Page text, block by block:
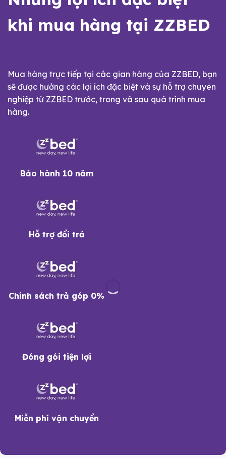
khi mua hàng tại ZZBED
Mua hàng trực tiếp tại các gian hàng của ZZBED, bạn
sẽ được hưởng các lợi ích đặc biệt và sự hỗ trợ chuyên
nghiệp từ ZZBED trước, trong và sau quá trình mua
hàng.
Bảo hành 10 năm
Hỗ trợ đổi trả
Chính sách trả góp 0%
Đóng gói tiện lợi
Miễn phí vận chuyển